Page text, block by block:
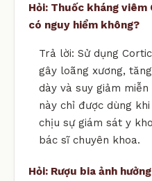
Hỏi: Thuốc kháng
có nguy hiểm không?
Trả lời: Sử dụng
gây loãng xương,
dày và suy giảm
này chỉ được dùng
chịu sự giám sát y
bác sĩ chuyên khoa.
Hỏi: Rượu bia ảnh